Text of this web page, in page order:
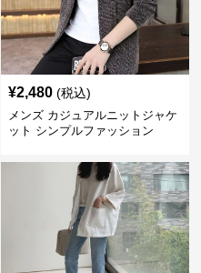
¥2,480 (税込)
メンズ カジュアルニットジャケ
ット シンプルファッション